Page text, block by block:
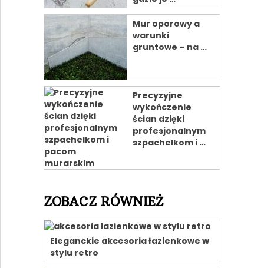
Mur oporowy a
warunki
gruntowe – na …
Precyzyjne
wykończenie
ścian dzięki
profesjonalnym
szpachelkom i …
ZOBACZ RÓWNIEŻ
Eleganckie akcesoria łazienkowe w
stylu retro